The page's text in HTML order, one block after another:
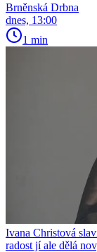
Brněnská Drbna
dnes, 13:00
1 min
Ivana Christová
radost jí ale dělá